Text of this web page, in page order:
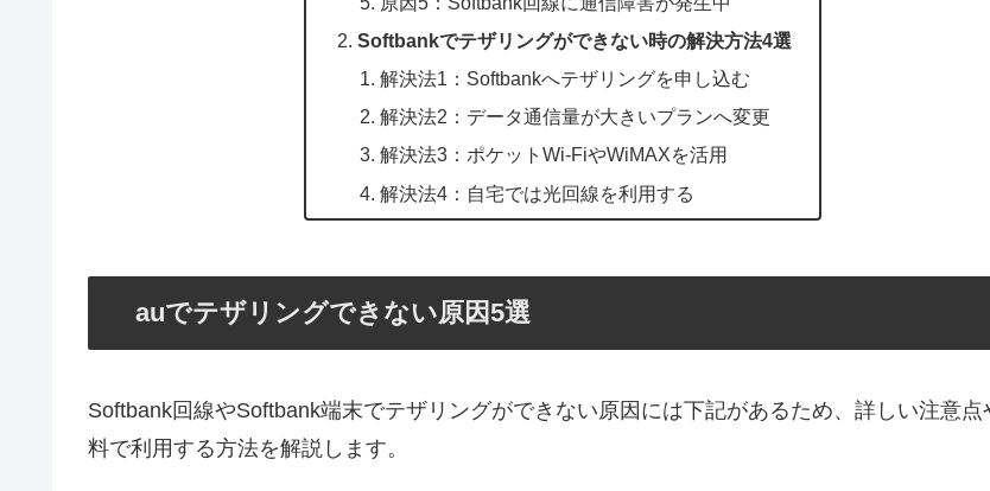
Softbankでテザリングができない時の解決方法4選
解決法1：Softbankへテザリングを申し込む
解決法2：データ通信量が大きいプランへ変更
解決法3：ポケットWi-FiやWiMAXを活用
解決法4：自宅では光回線を利用する
auでテザリングできない原因5選
Softbank回線やSoftbank端末でテザリングができない原因には下記があるため、詳しい注意点
料で利用する方法を解説します。